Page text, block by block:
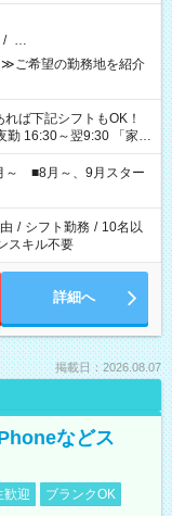
/ …
ご希望の勤務地を紹介
～翌9:30 「家族
飯の準備がしたい」
希望を教えてください
で週40時間を超える場
～ ■8月～、9月スター
/ シフト勤務 / 10名以
スキル不要
詳細へ
掲載日：2026.08.07
などス
歓迎
ブランクOK